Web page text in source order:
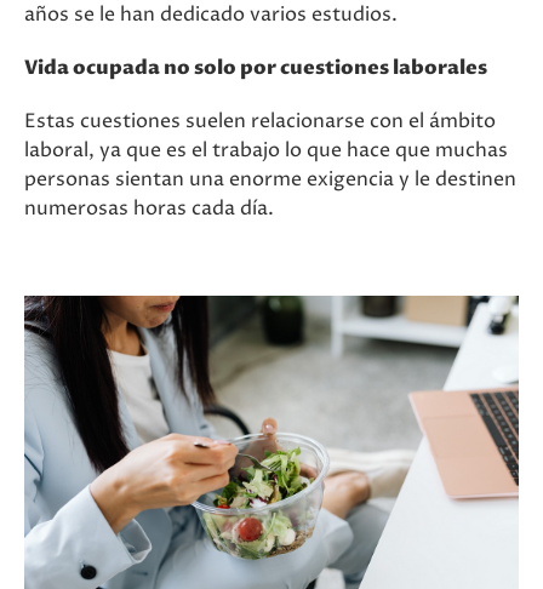
años se le han dedicado varios estudios.
Vida ocupada no solo por cuestiones laborales
Estas cuestiones suelen relacionarse con el ámbito
laboral, ya que es el trabajo lo que hace que muchas
personas sientan una enorme exigencia y le destinen
numerosas horas cada día.